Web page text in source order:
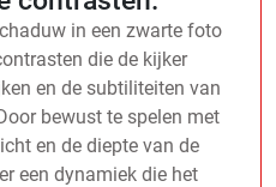
in een zwarte foto
die de kijker
en de subtiliteiten van
bewust te spelen met
en de diepte van de
een dynamiek die het